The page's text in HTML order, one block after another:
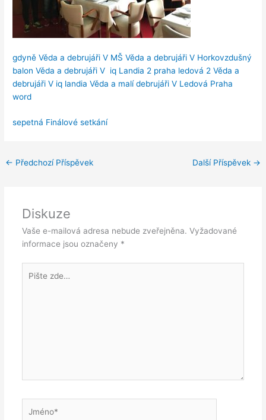
gdyně Věda a debrujáři V MŠ Věda a debrujáři V Horkovzdušný
balon Věda a debrujáři V iq Landia 2 praha ledová 2 Věda a
debrujáři V iq landia Věda a malí debrujáři V Ledová Praha
word
sepetná Finálové setkání
← Předchozí Příspěvek Další Příspěvek →
Diskuze
Vaše e-mailová adresa nebude zveřejněna. Vyžadované
informace jsou označeny *
zde…